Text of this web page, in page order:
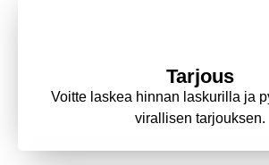
Tarjous
Voitte laskea hinnan laskurilla ja
virallisen tarjouksen.